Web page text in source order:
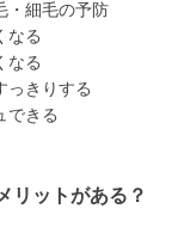
・細毛の予防
なる
なる
っきりする
できる
リットがある？